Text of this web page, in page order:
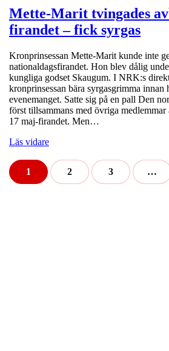
Mette-Marit tvingades
firandet – fick syrgas
Kronprinsessan Mette-Marit kunde inte
nationaldagsfirandet. Hon blev dålig
kungliga godset Skaugum. I NRK:s
kronprinsessan bära syrgasgrimma innan
evenemanget. Satte sig på en pall Den
först tillsammans med övriga
17 maj-firandet. Men…
Läs vidare
1 2 3 …